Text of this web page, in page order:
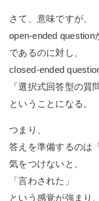
さて、意味ですが、
open-ended question
であるのに対し、
closed-ended
「選択式回答型の質
ということになる。
つまり、
答えを準備するのは
気をつけないと、
「言わされた」
という感覚が強まり、